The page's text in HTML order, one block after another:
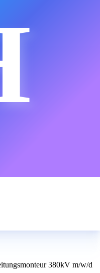
380kV m/w/d